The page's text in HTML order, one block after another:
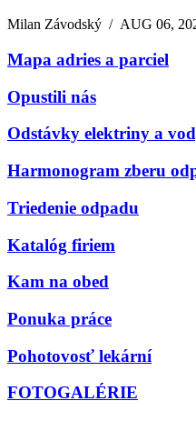
Milan Závodský /AUG 06,
Mapa adries a parciel
Opustili nás
Odstávky elektriny a
Harmonogram zberu
Triedenie odpadu
Katalóg firiem
Kam na obed
Ponuka práce
Pohotovosť lekární
FOTOGALÉRIE